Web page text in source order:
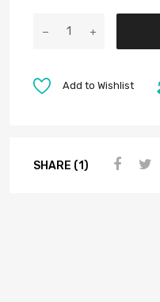
Add to Wishlist
SHARE (1)